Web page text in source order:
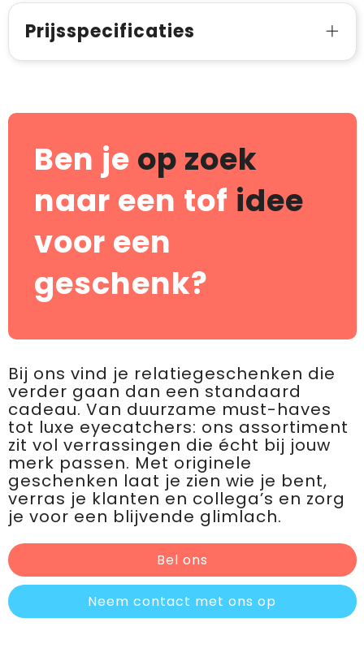
Prijsspecificaties
Ben je op zoek
naar een tof idee
voor een
geschenk?
Bij ons vind je relatiegeschenken die
verder gaan dan een standaard
cadeau. Van duurzame must-haves
tot luxe eyecatchers: ons assortiment
zit vol verrassingen die écht bij jouw
merk passen. Met originele
geschenken laat je zien wie je bent,
verras je klanten en collega’s en zorg
je voor een blijvende glimlach.
Bel ons
Neem contact met ons op